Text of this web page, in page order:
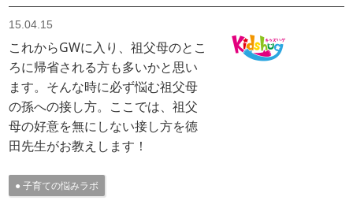
15.04.15
これからGWに入り、祖父母のとこ
ろに帰省される方も多いかと思い
ます。そんな時に必ず悩む祖父母
の孫への接し方。ここでは、祖父
母の好意を無にしない接し方を徳
田先生がお教えします！
子育ての悩みラボ